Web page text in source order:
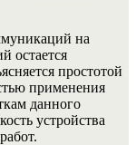
на
остается
простотой
применения
данного
устройства